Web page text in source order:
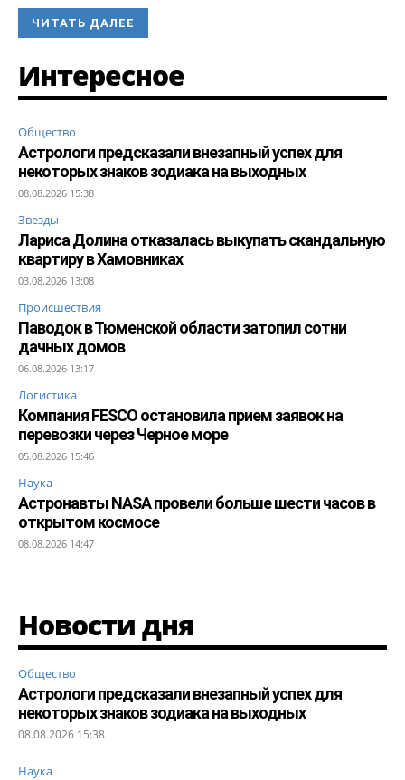
ЧИТАТЬ ДАЛЕЕ
Интересное
Общество
Астрологи предсказали внезапный успех для
некоторых знаков зодиака на выходных
08.08.2026 15:38
Звезды
Лариса Долина отказалась выкупать скандальную
квартиру в Хамовниках
03.08.2026 13:08
Происшествия
Паводок в Тюменской области затопил сотни
дачных домов
06.08.2026 13:17
Логистика
Компания FESCO остановила прием заявок на
перевозки через Черное море
05.08.2026 15:46
Наука
Астронавты NASA провели больше шести часов в
открытом космосе
08.08.2026 14:47
Новости дня
Общество
Астрологи предсказали внезапный успех для
некоторых знаков зодиака на выходных
08.08.2026 15:38
Наука